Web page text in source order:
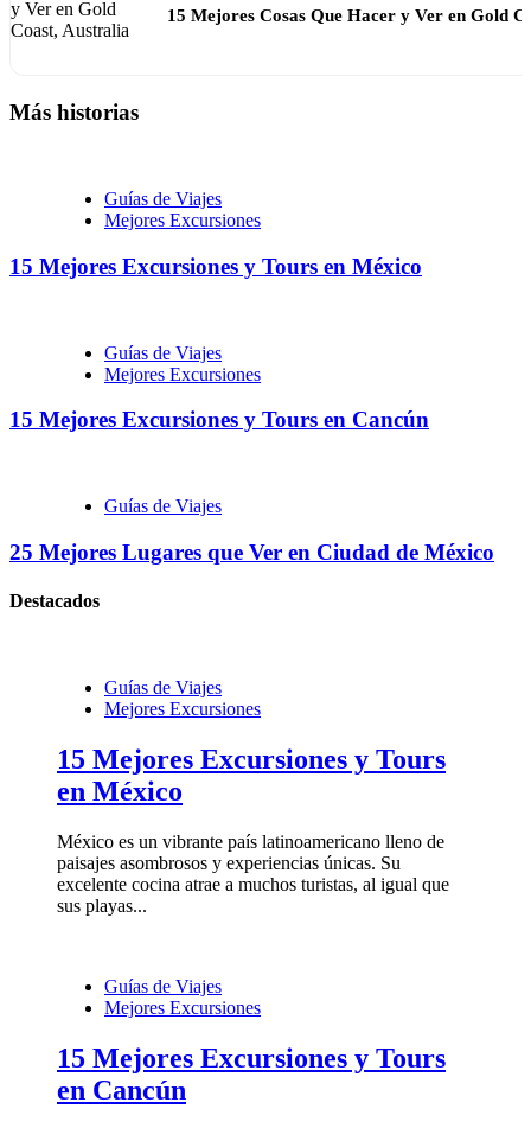
15 Mejores Cosas Que Hacer y Ver en Gold
Más historias
Guías de Viajes
Mejores Excursiones
15 Mejores Excursiones y Tours en México
Guías de Viajes
Mejores Excursiones
15 Mejores Excursiones y Tours en Cancún
Guías de Viajes
25 Mejores Lugares que Ver en Ciudad de México
Destacados
Guías de Viajes
Mejores Excursiones
15 Mejores Excursiones y Tours
en México
México es un vibrante país latinoamericano lleno de
paisajes asombrosos y experiencias únicas. Su
excelente cocina atrae a muchos turistas, al igual que
sus playas...
Guías de Viajes
Mejores Excursiones
15 Mejores Excursiones y Tours
en Cancún